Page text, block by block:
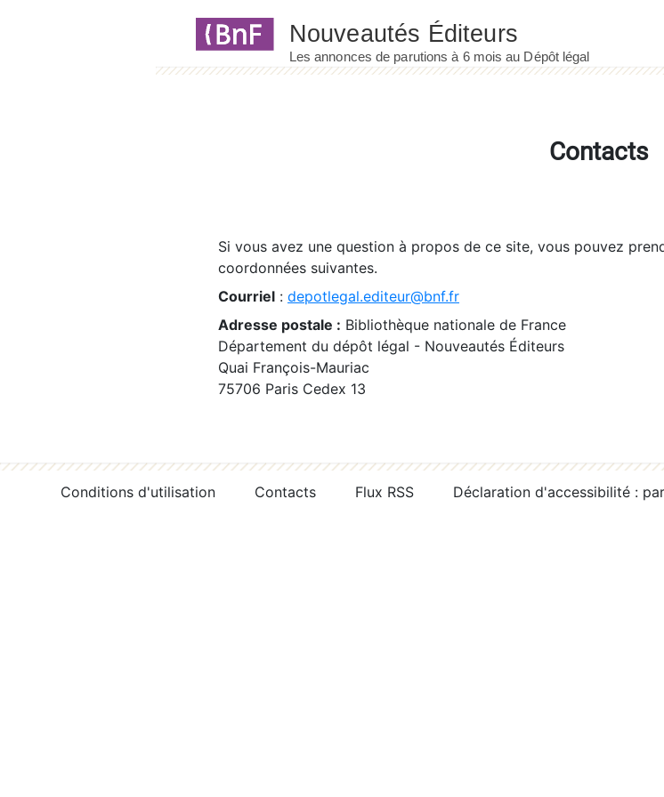
Contacts
Si vous avez une question à propos de ce site, vous pouvez
coordonnées suivantes.
Courriel : depotlegal.editeur@bnf.fr
Adresse postale : Bibliothèque nationale de France
Département du dépôt légal - Nouveautés Éditeurs
Quai François-Mauriac
75706 Paris Cedex 13
Conditions d'utilisation Contacts Flux RSS Déclaration d'accessibilité :